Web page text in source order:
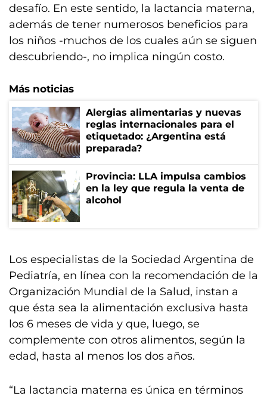
desafío. En este sentido, la lactancia materna,
además de tener numerosos beneficios para
los niños -muchos de los cuales aún se siguen
descubriendo-, no implica ningún costo.
Más noticias
Alergias alimentarias y nuevas
reglas internacionales para el
etiquetado: ¿Argentina está
preparada?
Provincia: LLA impulsa cambios
en la ley que regula la venta de
alcohol
Los especialistas de la Sociedad Argentina de
Pediatría, en línea con la recomendación de la
Organización Mundial de la Salud, instan a
que ésta sea la alimentación exclusiva hasta
los 6 meses de vida y que, luego, se
complemente con otros alimentos, según la
edad, hasta al menos los dos años.
“La lactancia materna es única en términos